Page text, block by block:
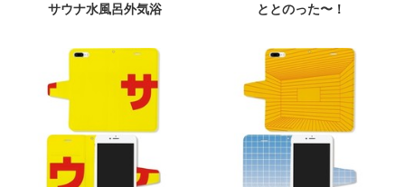
サウナ水風呂外気浴 ととのった〜！